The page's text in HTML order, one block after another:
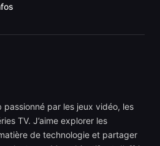
par les jeux vidéo, les
TV. J’aime explorer les
de technologie et partager